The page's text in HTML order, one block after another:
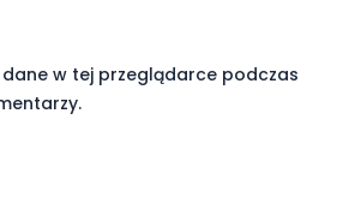
w tej przeglądarce podczas